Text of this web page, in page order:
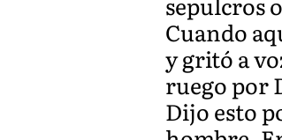
Cuando
y gritó a
ruego por
Dijo esto